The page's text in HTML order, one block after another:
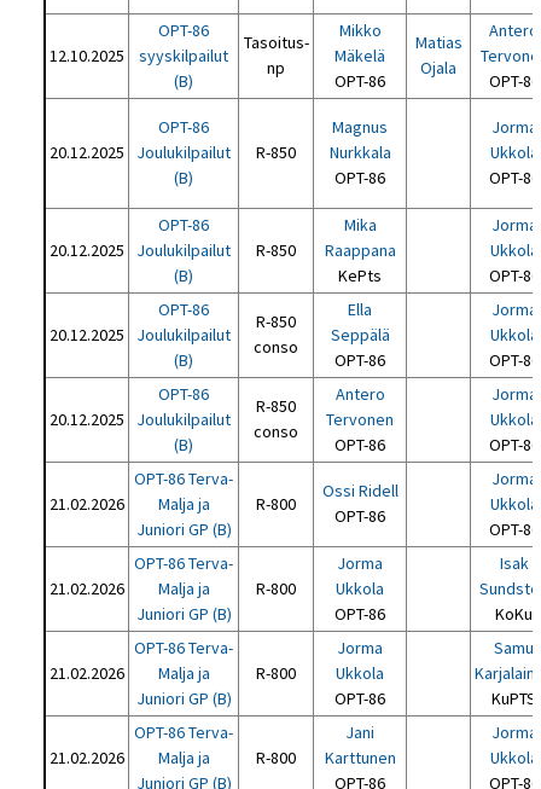
12.10.2025
OPT-86
syyskilpailut
(B)
Tasoitus-
np
Mikko
Mäkelä
OPT-86
Matias
Ojala
Antero
OPT-86
20.12.2025
OPT-86
Joulukilpailut
(B)
R-850
Magnus
Nurkkala
OPT-86
Jorma
Ukkola
OPT-86
20.12.2025
OPT-86
Joulukilpailut
(B)
R-850
Mika
Raappana
KePts
Jorma
Ukkola
OPT-86
20.12.2025
OPT-86
Joulukilpailut
(B)
R-850
conso
Ella
Seppälä
OPT-86
Jorma
Ukkola
OPT-86
20.12.2025
OPT-86
Joulukilpailut
(B)
R-850
conso
Antero
Tervonen
OPT-86
Jorma
Ukkola
OPT-86
21.02.2026
OPT-86 Terva-
Malja ja
Juniori GP (B)
R-800
Ossi Ridell
OPT-86
Jorma
Ukkola
OPT-86
21.02.2026
OPT-86 Terva-
Malja ja
Juniori GP (B)
R-800
Jorma
Ukkola
OPT-86
Isak
KoKu
21.02.2026
OPT-86 Terva-
Malja ja
Juniori GP (B)
R-800
Jorma
Ukkola
OPT-86
Samu
KuPTS
21.02.2026
OPT-86 Terva-
Malja ja
Juniori GP (B)
R-800
Jani
Karttunen
OPT-86
Jorma
Ukkola
OPT-86